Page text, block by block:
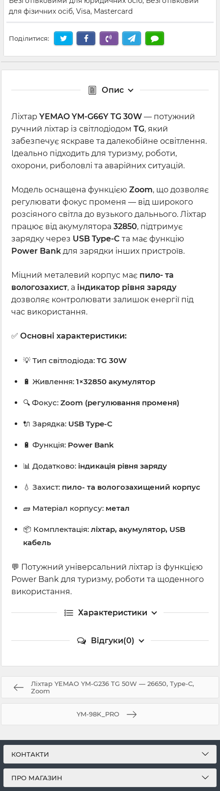
для фізичних осіб, Visa, Mastercard
Поділитися:
Опис
Ліхтар YEMAO YM-G66Y TG 30W — потужний
ручний ліхтар із світлодіодом TG, який
забезпечує яскраве та далекобійне освітлення.
Ідеально підходить для туризму, роботи,
охорони, риболовлі та аварійних ситуацій.
Модель оснащена функцією Zoom, що дозволяє
регулювати фокус променя — від широкого
розсіяного світла до вузького дальнього. Ліхтар
працює від акумулятора 32850, підтримує
зарядку через USB Type-C та має функцію
Power Bank для зарядки інших пристроїв.
Міцний металевий корпус має пило- та
вологозахист, а індикатор рівня заряду
дозволяє контролювати залишок енергії під
час використання.
✅ Основні характеристики:
💡 Тип світлодіода: TG 30W
🔋 Живлення: 1×32850 акумулятор
🔍 Фокус: Zoom (регулювання променя)
🔌 Зарядка: USB Type-C
🔋 Функція: Power Bank
📊 Додатково: індикація рівня заряду
💧 Захист: пило- та вологозахищений корпус
🧱 Матеріал корпусу: метал
📦 Комплектація: ліхтар, акумулятор, USB
кабель
💬 Потужний універсальний ліхтар із функцією
Power Bank для туризму, роботи та щоденного
використання.
Характеристики
Відгуки(0)
Ліхтар YEMAO YM-G236 TG 50W — 26650, Type-C,
Zoom
YM-98K_PRO
КОНТАКТИ
ПРО МАГАЗИН